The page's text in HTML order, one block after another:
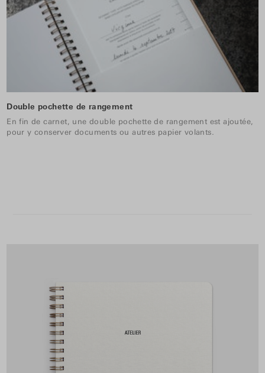
Double pochette de rangement
En fin de carnet, une double pochette de rangement est ajoutée,
pour y conserver documents ou autres papier volants.